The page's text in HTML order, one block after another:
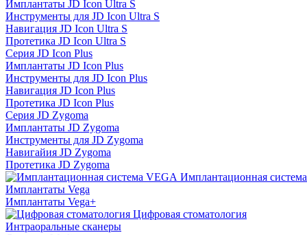
Имплантаты JD Icon Ultra S
Инструменты для JD Icon Ultra S
Навигация JD Icon Ultra S
Протетика JD Icon Ultra S
Серия JD Icon Plus
Имплантаты JD Icon Plus
Инструменты для JD Icon Plus
Навигация JD Icon Plus
Протетика JD Icon Plus
Серия JD Zygoma
Имплантаты JD Zygoma
Инструменты для JD Zygoma
Навигайия JD Zygoma
Протетика JD Zygoma
Имплантационная
Имплантаты Vega
Имплантаты Vega+
Цифровая стоматология
Интраоральные сканеры